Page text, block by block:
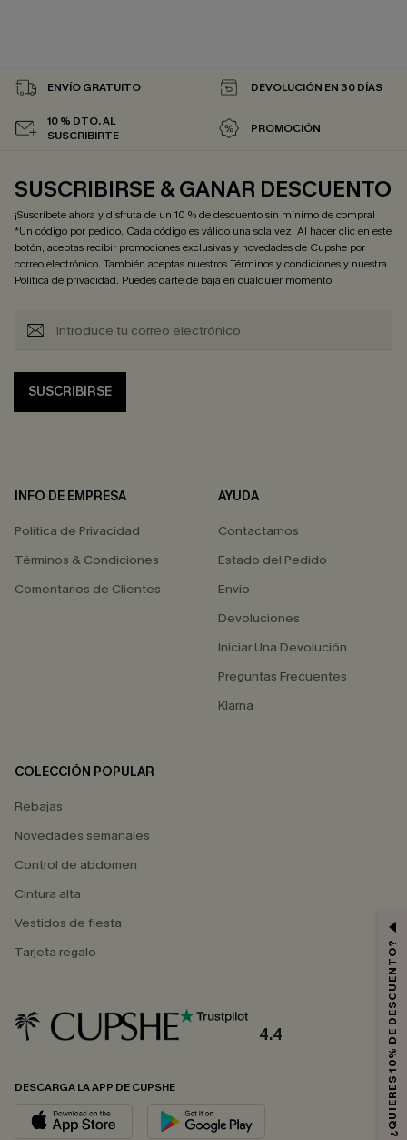
ENVÍO GRATUITO DEVOLUCIÓN EN 30 DÍAS
10 % DTO. AL
SUSCRIBIRTE
PROMOCIÓN
SUSCRIBIRSE & GANAR DESCUENTO
¡Suscríbete ahora y disfruta de un 10 % de descuento sin mínimo de compra!
*Un código por pedido. Cada código es válido una sola vez. Al hacer clic en este
botón, aceptas recibir promociones exclusivas y novedades de Cupshe por
correo electrónico. También aceptas nuestrosTérminos y condicionesy nuestra
Política de privacidad. Puedes darte de baja en cualquier momento.
SUSCRIBIRSE
INFO DE EMPRESA
Política de Privacidad
Términos & Condiciones
Comentarios de Clientes
AYUDA
Contactarnos
Estado del Pedido
Envío
Devoluciones
Iniciar Una Devolución
Preguntas Frecuentes
Klarna
COLECCIÓN POPULAR
Rebajas
Novedades semanales
Control de abdomen
Cintura alta
Vestidos de fiesta
Tarjeta regalo
4.4
DESCARGA LA APP DE CUPSHE ¿QUIERES 10% DE DESCUENTO?